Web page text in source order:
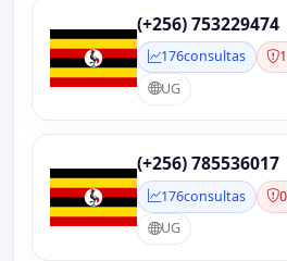
(+256) 753229474
176consultas
UG
(+256) 785536017
176consultas
UG